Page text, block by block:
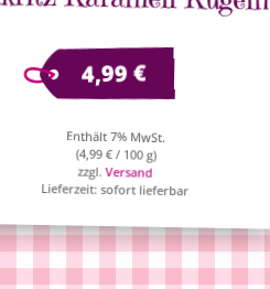
4,99€
Enthält 7% MwSt.
(4,99€/ 100 g)
zzgl.Versand
Lieferzeit: sofort lieferbar